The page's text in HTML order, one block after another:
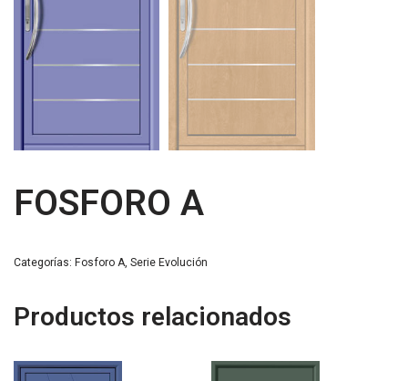
FOSFORO A
Categorías: Fosforo A, Serie Evolución
Productos relacionados